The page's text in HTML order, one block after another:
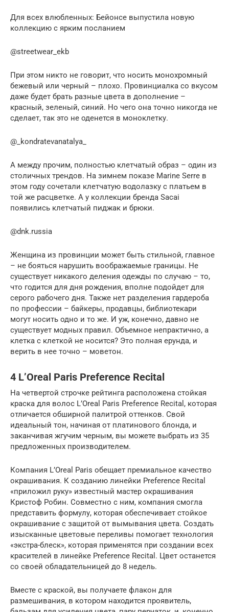
Для всех влюбленных: Бейонсе выпустила новую
коллекцию с ярким посланием
@streetwear_ekb
При этом никто не говорит, что носить монохромный
бежевый или черный – плохо. Провинциалка со вкусом
даже будет брать разные цвета в дополнение –
красный, зеленый, синий. Но чего она точно никогда не
сделает, так это не оденется в моноклетку.
@_kondratevanatalya_
А между прочим, полностью клетчатый образ – один из
столичных трендов. На зимнем показе Marine Serre в
этом году сочетали клетчатую водолазку с платьем в
той же расцветке. А у коллекции бренда Sacai
появились клетчатый пиджак и брюки.
@dnk.russia
Женщина из провинции может быть стильной, главное
– не бояться нарушить воображаемые границы. Не
существует никакого деления одежды по случаю – то,
что годится для дня рождения, вполне подойдет для
серого рабочего дня. Также нет разделения гардероба
по профессии – байкеры, продавцы, библиотекари
могут носить одно и то же. И уж, конечно, давно не
существует модных правил. Объемное непрактично, а
клетка с клеткой не носится? Это полная ерунда, и
верить в нее точно – моветон.
4 L’Oreal Paris Preference Recital
На четвертой строчке рейтинга расположена стойкая
краска для волос L’Oreal Paris Preference Recital, которая
отличается обширной палитрой оттенков. Свой
идеальный тон, начиная от платинового блонда, и
заканчивая жгучим черным, вы можете выбрать из 35
предложенных производителем.
Компания L’Oreal Paris обещает премиальное качество
окрашивания. К созданию линейки Preference Recital
«приложил руку» известный мастер окрашивания
Кристоф Робин. Совместно с ним, компания смогла
представить формулу, которая обеспечивает стойкое
окрашивание с защитой от вымывания цвета. Создать
изысканные цветовые переливы помогает технология
«экстра-блеск», которая применятся при создании всех
красителей в линейке Preference Recital. Цвет останется
со своей обладательницей до 8 недель.
Вместе с краской, вы получаете флакон для
размешивания, в котором находится проявитель,